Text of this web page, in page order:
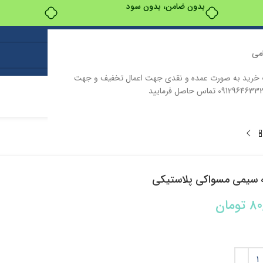
خرید به صورت عمده و نقدی جهت اعمال تخفیف و جهت
بدون ضامن، بدون سود
درباره ما تماس با ما
سیمی مسواکی پلاستیکی
تومان